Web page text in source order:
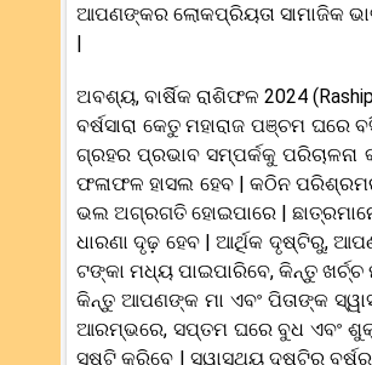
ଆପଣଙ୍କର ଲୋକପ୍ରିୟତା ସାମାଜିକ
|
ଅବଶ୍ୟ, ବାର୍ଷିକ ରାଶିଫଳ 2024
ବର୍ଷସାରା କେତୁ ମହାରାଜ ପଞ୍ଚମ
ଗ୍ରହର ପ୍ରଭାବ ସମ୍ପର୍କକୁ
ଫଳାଫଳ ହାସଲ ହେବ | କଠିନ
ଭଲ ଅଗ୍ରଗତି ହୋଇପାରେ |
ଧାରଣା ଦୃଢ଼ ହେବ | ଆର୍ଥିକ ଦୃଷ୍ଟିରୁ,
ଟଙ୍କା ମଧ୍ୟ ପାଇପାରିବେ, କିନ୍ତୁ
କିନ୍ତୁ ଆପଣଙ୍କ ମା ଏବଂ ପିତାଙ୍କ
ଆରମ୍ଭରେ, ସପ୍ତମ ଘରେ ବୁଧ ଏବଂ
ସୃଷ୍ଟି କରିବେ | ସ୍ୱାସ୍ଥ୍ୟ ଦୃଷ୍ଟିରୁ